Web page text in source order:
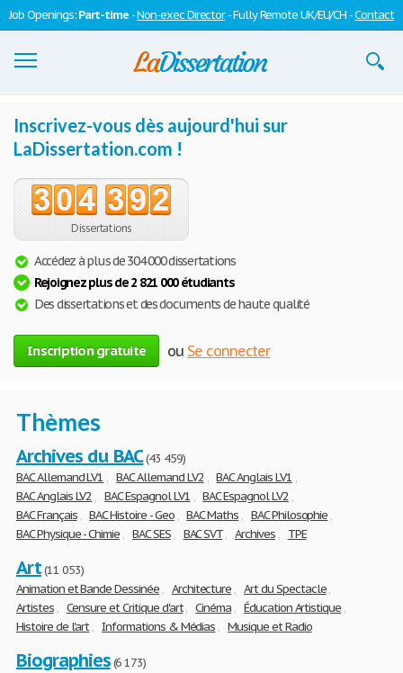
Job Openings:Part-time -Non-exec Director- Fully Remote UK/EU/CH -Contact
Dissertations
S'inscrire
Se connecter
Contactez-nous
Inscrivez-vous dès aujourd'hui sur
LaDissertation.com !
4
.
3 9 2
Dissertations
Accédez à plus de 304 000 dissertations
Rejoignez plus de 2 821 000 étudiants
Des dissertations et des documents de haute qualité
Inscription gratuite ou Se connecter
Thèmes
Archives du BAC(43 459)
BAC Allemand LV1 , BAC Allemand LV2 , BAC Anglais LV1 ,
BAC Anglais LV2 , BAC Espagnol LV1 , BAC Espagnol LV2 ,
BAC Français , BAC Histoire - Geo , BAC Maths , BAC Philosophie ,
BAC Physique - Chimie , BAC SES , BAC SVT , Archives , TPE
Art(11 053)
Animation et Bande Dessinée , Architecture , Art du Spectacle ,
Artistes , Censure et Critique d'art , Cinéma , Éducation Artistique ,
Histoire de l'art , Informations & Médias , Musique et Radio
Biographies(6 173)